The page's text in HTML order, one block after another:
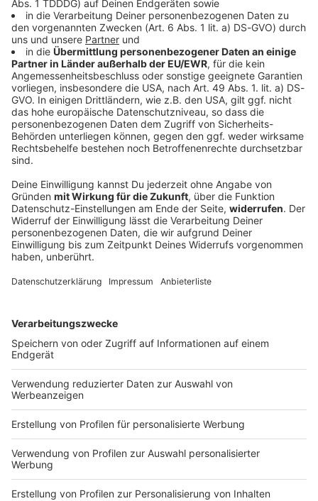
wird
Süddeutschland schwitzt: Der Wetterdienst warnt vor
Hitzebelastung. Wer jetzt draußen unterwegs ist,
sollte aufpassen.
DEINE GEMERKTEN ARTIKEL
Du hast dir noch keine Artikel gemerkt
Markiere sie hierfür mit einem